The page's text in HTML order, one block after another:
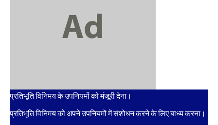
प्रतिभूति विनिमय के उपनियमों को मंजूरी देना।
प्रतिभूति विनिमय को अपने उपनियमों में संशोधन करने के लिए बाध्य करना।